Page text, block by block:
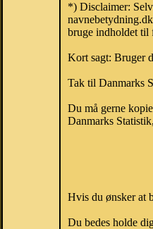
*) Disclaimer:
bruge indholdet til
Kort sagt: Bruger
Tak til Danmarks
Du må gerne
Danmarks
Hvis du ønsker at
Du bedes holde